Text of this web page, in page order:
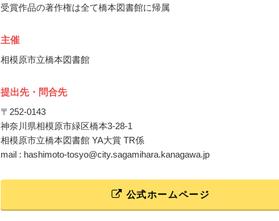
受賞作品の著作権は全て橋本図書館に帰属
主催
相模原市立橋本図書館
提出先・問合先
〒252-0143
神奈川県相模原市緑区橋本3-28-1
相模原市立橋本図書館 YA大賞 TR係
mail : hashimoto-tosyo@city.sagamihara.kanagawa.jp
公式ホームページ